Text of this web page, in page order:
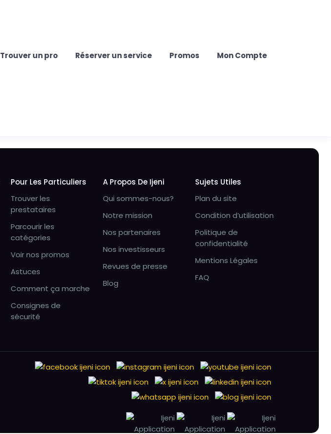
Trouver un pro Réserver un service Promos Mon Compte
Pour Les Particuliers
Trouver les
prestataires
Parcourir les
catégories
Voir nos promos
Astuces
Comment ça marche
Consignes de
sécurité
A Propos De Ijeni
Qui sommes-nous?
Notre mission
Nos partenaires
Nos investisseurs
Revues de presse
Blog
Sujets Utiles
Plan du site
Condition d’utilisation
Politique de
confidentialité
Mentions Légales
FAQ